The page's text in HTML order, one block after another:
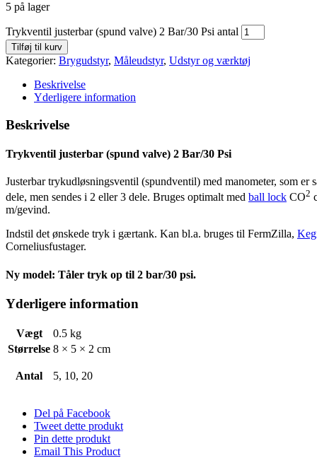
5 på lager
Trykventil justerbar (spund valve) 2 Bar/30 Psi antal
Tilføj til kurv
Kategorier: Brygudstyr, Måleudstyr, Udstyr og værktøj
Beskrivelse
Yderligere information
Beskrivelse
Trykventil justerbar (spund valve) 2 Bar/30 Psi
Justerbar trykudløsningsventil (spundventil) med manometer, som er
dele, men sendes i 2 eller 3 dele. Bruges optimalt med ball lock CO2
m/gevind.
Indstil det ønskede tryk i gærtank. Kan bl.a. bruges til FermZilla,
Corneliusfustager.
Ny model: Tåler tryk op til 2 bar/30 psi.
Yderligere information
Vægt
0.5 kg
Størrelse 8 × 5 × 2 cm
Antal 5, 10, 20
Del på Facebook
Tweet dette produkt
Pin dette produkt
Email This Product